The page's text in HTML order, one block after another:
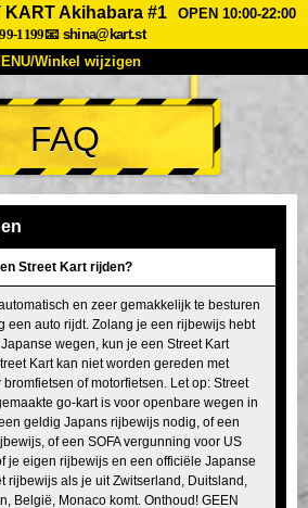
KART Akihabara #1
OPEN 10:00-22:00
1199📧 shina@kart.st
Winkel wijzigen
TOP
Specificaties Prijzen
Tokyo Akihabara#1
Tokyo Shibuya
Tokyo Bay
Osaka
FAQ
Street Kart rijden?
en zeer gemakkelijk te besturen
een auto rijdt. Zolang je een rijbewijs hebt
wegen, kun je een Street Kart
Kart kan niet worden gereden met
of motorfietsen. Let op: Street
go-kart is voor openbare wegen in
geldig Japans rijbewijs nodig, of een
of een SOFA vergunning voor US
je eigen rijbewijs en een officiële Japanse
rijbewijs als je uit Zwitserland, Duitsland,
België, Monaco komt. Onthoud! GEEN